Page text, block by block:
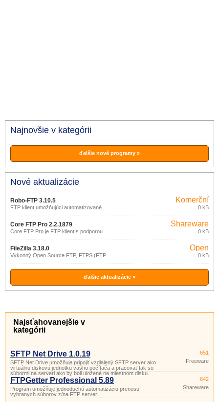
Najnovšie v kategórii
ďalšie nové programy »
Nové aktualizácie
Robo-FTP 3.10.5
FTP klient umožňujúci automatizované
prenosy súborov.
Komerční
0 kB
Core FTP Pro 2.2.1879
Core FTP Pro je FTP klient s podporou
Shareware
0 kB
FileZilla 3.18.0
Výkonný Open Source FTP, FTPS (FTP
Transfer Protocol) klient vybavený
mnohými funkciami a možnosťami.
Open
source
(gpl)
0 kB
ďalšie aktualizácie »
Najsťahovanejšie v
kategórii
SFTP Net Drive 1.0.19
SFTP Net Drive umožňuje pripojiť vzdialený SFTP server ako
virtuálnu diskovú jednotku vášho počítača a pracovať tak so
súbormi na serveri ako by boli uložené na miestnom disku.
651
Freeware
FTPGetter Professional 5.89
Program umožňuje jednoduchú automatizáciu prenosu
vybraných súborov z/na FTP server.
642
Shareware